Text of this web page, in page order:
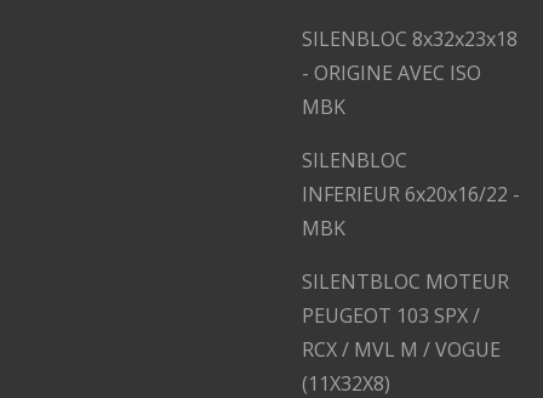
SILENBLOC 8x32x23x18
- ORIGINE AVEC ISO
MBK
SILENBLOC
INFERIEUR6x20x16/22 -
MBK
SILENTBLOC MOTEUR
PEUGEOT 103 SPX /
RCX / MVL M / VOGUE
(11X32X8)